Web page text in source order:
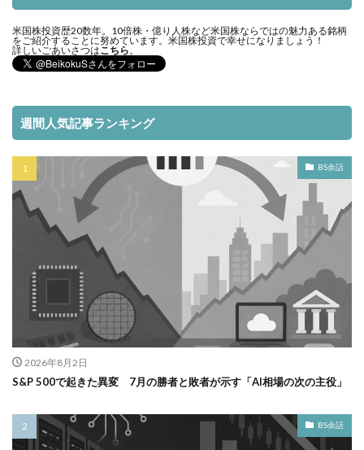
米国株投資歴20数年。10倍株・億り人株など米国株ならではの魅力ある銘柄
をご紹介することに努めています。米国株投資で幸せになりましょう！
詳しいごあいさつはこちら 。
週間人気記事ランキング
BS余話
2026年8月2日
S&P 500で起きた異変 7月の勝者と敗者が示す「AI相場の次の主役」
BS余話